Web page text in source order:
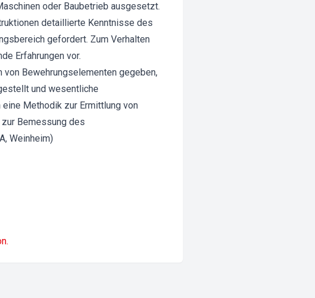
oder Baubetrieb ausgesetzt.
detaillierte Kenntnisse des
gefordert. Zum Verhalten
Erfahrungen vor.
Bewehrungselementen gegeben,
und wesentliche
Methodik zur Ermittlung von
Bemessung des
Weinheim)